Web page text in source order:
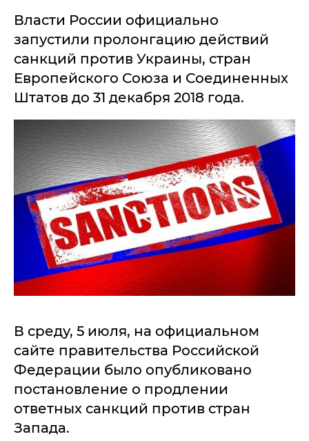
Власти России официально
запустили пролонгацию действий
санкций против Украины, стран
Европейского Союза и Соединенных
Штатов до 31 декабря 2018 года.
В среду, 5 июля, на официальном
сайте правительства Российской
Федерации было опубликовано
постановление о продлении
ответных санкций против стран
Запада.